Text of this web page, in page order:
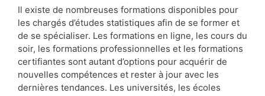
Il existe de nombreuses formations disponibles pour
les chargés d’études statistiques afin de se former et
de se spécialiser. Les formations en ligne, les cours du
soir, les formations professionnelles et les formations
certifiantes sont autant d’options pour acquérir de
nouvelles compétences et rester à jour avec les
dernières tendances. Les universités, les écoles